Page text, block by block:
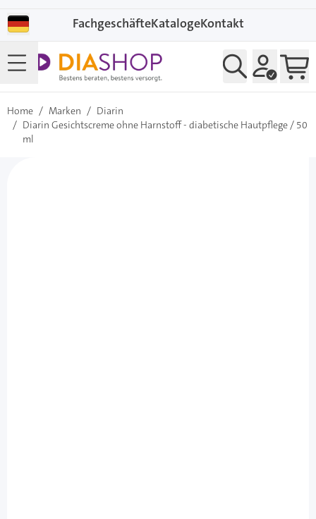
FachgeschäfteKatalogeKontakt
Home / Marken / Diarin
/ Diarin Gesichtscreme ohne Harnstoff - diabetische Hautpflege / 50
ml